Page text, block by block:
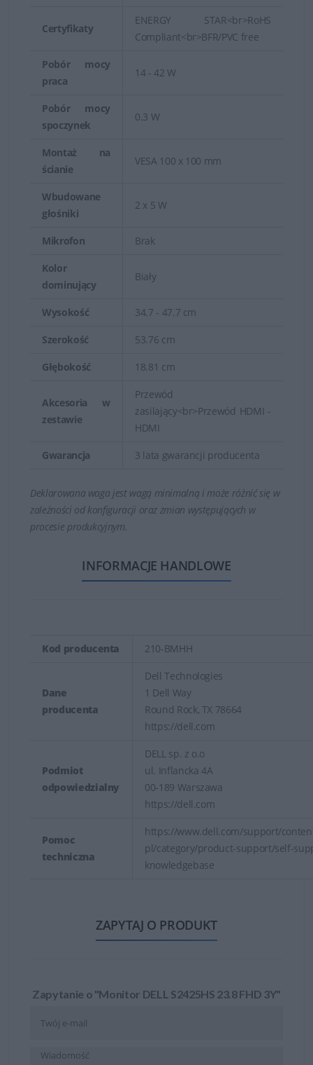
Certyfikaty
ENERGY STAR<br>RoHS
Compliant<br>BFR/PVC free
Pobór mocy
praca
14 - 42 W
Pobór mocy
spoczynek
0.3 W
Montaż na
ścianie
VESA 100 x 100 mm
Wbudowane
głośniki
2 x 5 W
Mikrofon Brak
Kolor
dominujący
Biały
Wysokość 34.7 - 47.7 cm
Szerokość 53.76 cm
Głębokość 18.81 cm
Akcesoria w
zestawie
Przewód
zasilający<br>Przewód HDMI -
HDMI
Gwarancja 3 lata gwarancji producenta
Deklarowana waga jest wagą minimalną i może różnić się w
zależności od konfiguracji oraz zmian występujących w
procesie produkcyjnym.
INFORMACJE HANDLOWE
Kod producenta 210-BMHH
Dane
producenta
Dell Technologies
1 Dell Way
Round Rock, TX 78664
https://dell.com
Podmiot
odpowiedzialny
DELL sp. z o.o
ul. Inflancka 4A
00-189 Warszawa
https://dell.com
Pomoc
techniczna
https://www.dell.com/support/
pl/category/product-support/self-
knowledgebase
ZAPYTAJ O PRODUKT
Zapytanie o "Monitor DELL S2425HS 23.8 FHD 3Y"